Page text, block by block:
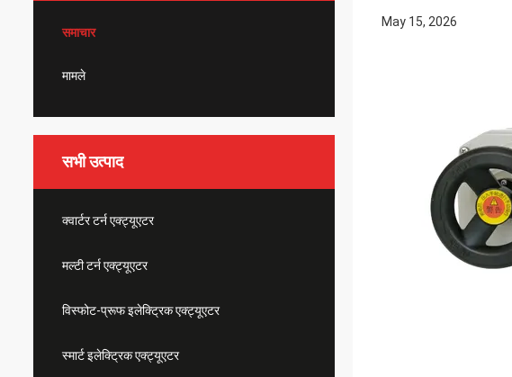
समाचार
मामले
सभी उत्पाद
क्वार्टर टर्न एक्ट्यूएटर
मल्टी टर्न एक्ट्यूएटर
विस्फोट-प्रूफ इलेक्ट्रिक एक्ट्यूएटर
स्मार्ट इलेक्ट्रिक एक्ट्यूएटर
May 15, 2026